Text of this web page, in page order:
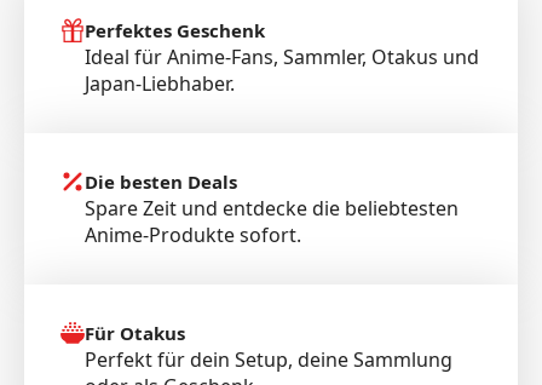
Perfektes Geschenk
Ideal für Anime-Fans, Sammler, Otakus und
Japan-Liebhaber.
Die besten Deals
Spare Zeit und entdecke die beliebtesten
Anime-Produkte sofort.
Für Otakus
Perfekt für dein Setup, deine Sammlung